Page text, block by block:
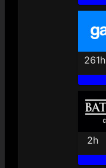
261h
2h